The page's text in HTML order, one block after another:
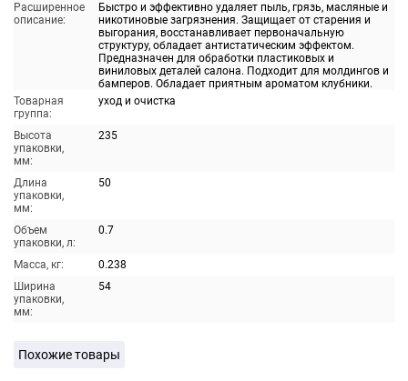
Расширенное
описание:
Быстро и эффективно удаляет пыль, грязь, масляные и
никотиновые загрязнения. Защищает от старения и
выгорания, восстанавливает первоначальную
структуру, обладает антистатическим эффектом.
Предназначен для обработки пластиковых и
виниловых деталей салона. Подходит для молдингов и
бамперов. Обладает приятным ароматом клубники.
Товарная
группа:
уход и очистка
Высота
упаковки,
мм:
235
Длина
упаковки,
мм:
50
Объем
упаковки, л:
0.7
Масса, кг:
0.238
Ширина
упаковки,
мм:
54
Похожие товары